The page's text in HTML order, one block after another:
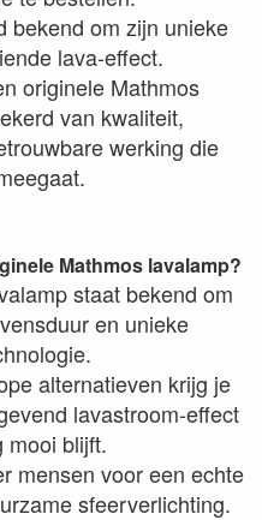
bekend om zijn unieke
lava-effect.
originele Mathmos
van kwaliteit,
werking die
Mathmos lavalamp?
staat bekend om
en unieke
alternatieven krijg je
lavastroom-effect
mooi blijft.
mensen voor een echte
sfeerverlichting.